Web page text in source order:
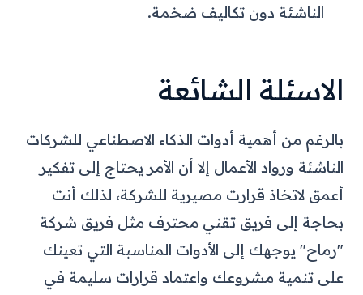
الناشئة دون تكاليف ضخمة.
الاسئلة الشائعة
بالرغم من أهمية أدوات الذكاء الاصطناعي للشركات
الناشئة ورواد الأعمال إلا أن الأمر يحتاج إلى تفكير
أعمق لاتخاذ قرارت مصيرية للشركة، لذلك أنت
بحاجة إلى فريق تقني محترف مثل فريق شركة
"رماح" يوجهك إلى الأدوات المناسبة التي تعينك
على تنمية مشروعك واعتماد قرارات سليمة في